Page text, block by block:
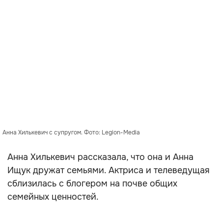
Анна Хилькевич с супругом. Фото: Legion-Media
Анна Хилькевич рассказала, что она и Анна
Ищук дружат семьями. Актриса и телеведущая
сблизилась с блогером на почве общих
семейных ценностей.